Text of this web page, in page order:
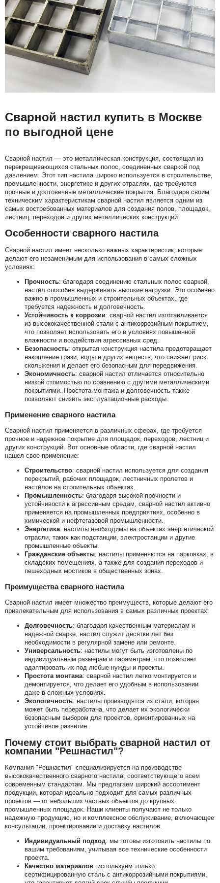
Сварной настил купить в Москве
по выгодной цене
Сварной настил — это металлическая конструкция, состоящая из
перекрещивающихся стальных полос, соединенных сваркой под
давлением. Этот тип настила широко используется в строительстве,
промышленности, энергетике и других отраслях, где требуются
прочные и долговечные металлические покрытия. Благодаря своим
техническим характеристикам сварной настил является одним из
самых востребованных материалов для создания полов, площадок,
лестниц, переходов и других металлических конструкций.
Особенности сварного настила
Сварной настил имеет несколько важных характеристик, которые
делают его незаменимым для использования в самых сложных
условиях:
Прочность: благодаря соединению стальных полос сваркой,
настил способен выдерживать высокие нагрузки. Это особенно
важно в промышленных и строительных объектах, где
требуется надежность и долговечность.
Устойчивость к коррозии: сварной настил изготавливается
из высококачественной стали с антикоррозийным покрытием,
что позволяет использовать его в условиях повышенной
влажности и воздействия агрессивных сред.
Безопасность: открытая конструкция настила предотвращает
накопление грязи, воды и других веществ, что снижает риск
скольжения и делает его безопасным для передвижения.
Экономичность: сварной настил отличается относительно
низкой стоимостью по сравнению с другими металлическими
покрытиями. Простота монтажа и долговечность также
позволяют снизить эксплуатационные расходы.
Применение сварного настила
Сварной настил применяется в различных сферах, где требуется
прочное и надежное покрытие для площадок, переходов, лестниц и
других конструкций. Вот основные области, где сварной настил
нашел свое применение:
Строительство: сварной настил используется для создания
перекрытий, рабочих площадок, лестничных пролетов и
настилов на строительных объектах.
Промышленность: благодаря высокой прочности и
устойчивости к агрессивным средам, сварной настил активно
применяется на промышленных предприятиях, особенно в
химической и нефтегазовой промышленности.
Энергетика: настилы необходимы на объектах энергетической
отрасли, таких как подстанции, электростанции и другие
промышленные объекты.
Гражданские объекты: настилы применяются на парковках, в
складских помещениях, а также для создания переходов и
пешеходных мостиков в общественных зонах.
Преимущества сварного настила
Сварной настил имеет множество преимуществ, которые делают его
привлекательным для использования в самых различных проектах:
Долговечность: благодаря качественным материалам и
надежной сварке, настил служит десятки лет без
необходимости в регулярной замене или ремонте.
Универсальность: настилы могут быть изготовлены по
индивидуальным размерам и параметрам, что позволяет
адаптировать их под любые нужды и проекты.
Простота монтажа: сварной настил легко монтируется и
демонтируется, что делает его удобным в использовании
даже в сложных условиях.
Экологичность: настилы производятся из стали, которая
может быть переработана, что делает их экологически
безопасным выбором для проектов, ориентированных на
устойчивое развитие.
Почему стоит выбрать сварной настил от
компании "Решнастил"?
Компания "Решнастил" специализируется на производстве
высококачественного сварного настила, соответствующего всем
современным стандартам. Мы предлагаем широкий ассортимент
продукции, которая идеально подходит для самых различных
проектов — от небольших частных объектов до крупных
промышленных площадок. Наши клиенты получают не только
надежную продукцию, но и комплексное обслуживание, включающее
консультации, проектирование и доставку настилов.
Индивидуальный подход: мы готовы изготовить настилы по
вашим требованиям, учитывая все технические особенности
проекта.
Качество материалов: используем только
сертифицированную сталь с антикоррозийными покрытиями,